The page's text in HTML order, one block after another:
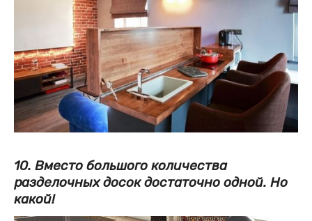
10. Вместо большого количества
разделочных досок достаточно одной. Но
какой!